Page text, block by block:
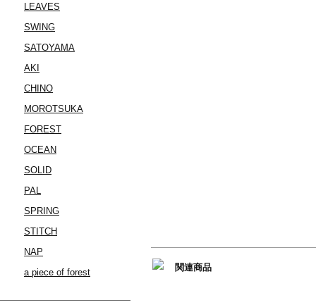
関連商品
LEAVES
SWING
SATOYAMA
AKI
CHINO
MOROTSUKA
FOREST
OCEAN
SOLID
PAL
SPRING
STITCH
NAP
a piece of forest